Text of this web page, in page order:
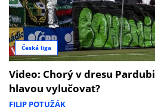
Česká liga
Video: Chorý v dresu
hlavou vylučovat?
FILIP POTUŽÁK